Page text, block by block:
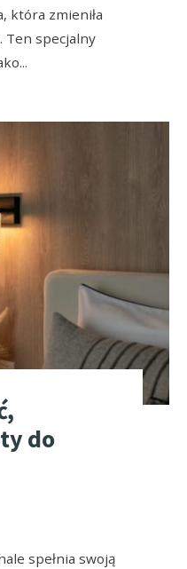
która zmieniła
Ten specjalny
...
do
spełnia swoją